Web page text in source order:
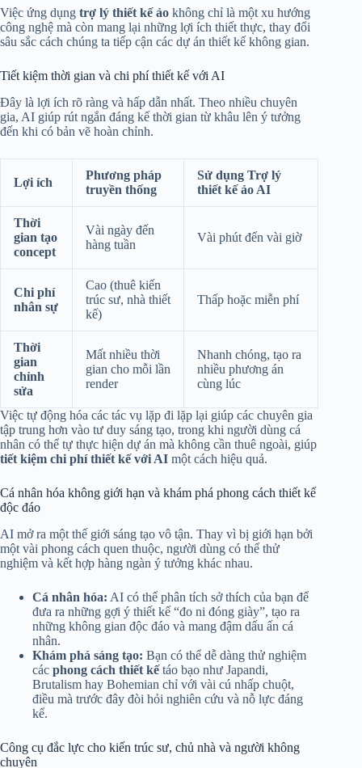
Việc ứng dụng trợ lý thiết kế ảo không chỉ là một xu hướng
công nghệ mà còn mang lại những lợi ích thiết thực, thay đổi
sâu sắc cách chúng ta tiếp cận các dự án thiết kế không gian.
Tiết kiệm thời gian và chi phí thiết kế với AI
Đây là lợi ích rõ ràng và hấp dẫn nhất. Theo nhiều chuyên
gia, AI giúp rút ngắn đáng kể thời gian từ khâu lên ý tưởng
đến khi có bản vẽ hoàn chỉnh.
Lợi ích
Phương pháp
truyền thống
Sử dụng Trợ lý
thiết kế ảo AI
Thời
gian tạo
concept
Vài ngày đến
hàng tuần
Vài phút đến vài giờ
Chi phí
nhân sự
Cao (thuê kiến
trúc sư, nhà thiết
kế)
Thấp hoặc miễn phí
Thời
gian
chỉnh
sửa
Mất nhiều thời
gian cho mỗi lần
render
Nhanh chóng, tạo ra
nhiều phương án
cùng lúc
Việc tự động hóa các tác vụ lặp đi lặp lại giúp các chuyên gia
tập trung hơn vào tư duy sáng tạo, trong khi người dùng cá
nhân có thể tự thực hiện dự án mà không cần thuê ngoài, giúp
tiết kiệm chi phí thiết kế với AI một cách hiệu quả.
Cá nhân hóa không giới hạn và khám phá phong cách thiết kế
độc đáo
AI mở ra một thế giới sáng tạo vô tận. Thay vì bị giới hạn bởi
một vài phong cách quen thuộc, người dùng có thể thử
nghiệm và kết hợp hàng ngàn ý tưởng khác nhau.
Cá nhân hóa: AI có thể phân tích sở thích của bạn để
đưa ra những gợi ý thiết kế “đo ni đóng giày”, tạo ra
những không gian độc đáo và mang đậm dấu ấn cá
nhân.
Khám phá sáng tạo: Bạn có thể dễ dàng thử nghiệm
các phong cách thiết kếtáo bạo như Japandi,
Brutalism hay Bohemian chỉ với vài cú nhấp chuột,
điều mà trước đây đòi hỏi nghiên cứu và nỗ lực đáng
kể.
Công cụ đắc lực cho kiến trúc sư, chủ nhà và người không
chuyên